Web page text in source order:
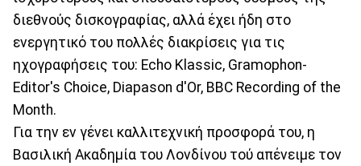
διεθνούς δισκογραφίας, αλλά έχει ήδη στο
ενεργητικό του πολλές διακρίσεις για τις
ηχογραφήσεις του: Echo Klassic, Gramophon-
Editor's Choice, Diapason d'Or, BBC Recording of the
Month.
Για την εν γένει καλλιτεχνική προσφορά του, η
Βασιλική Ακαδημία του Λονδίνου τού απένειμε τον